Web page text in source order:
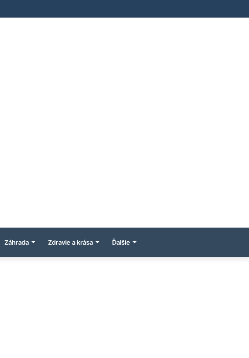
Záhrada Zdravie a krása Ďalšie